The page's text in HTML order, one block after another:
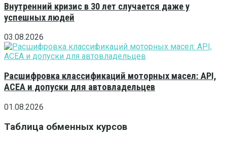
Внутренний кризис в 30 лет случается даже у
успешных людей
03.08.2026
Расшифровка классификаций моторных масел: API,
ACEA и допуски для автовладельцев
01.08.2026
Таблица обменных курсов